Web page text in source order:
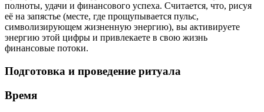
полноты, удачи и финансового успеха. Считается, что, рисуя
её на запястье (месте, где прощупывается пульс,
символизирующем жизненную энергию), вы активируете
энергию этой цифры и привлекаете в свою жизнь
финансовые потоки.
Подготовка и проведение ритуала
Время